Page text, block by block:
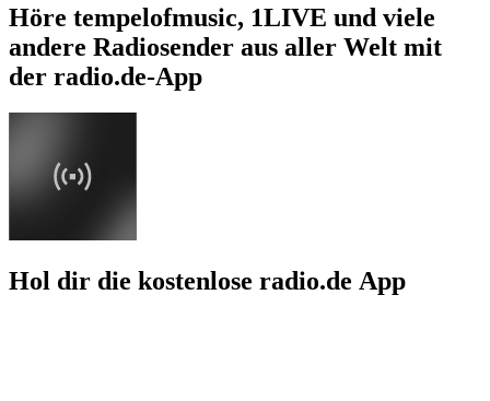
Höre tempelofmusic, 1LIVE und viele
andere Radiosender aus aller Welt mit
der radio.de-App
Hol dir die kostenlose radio.de App